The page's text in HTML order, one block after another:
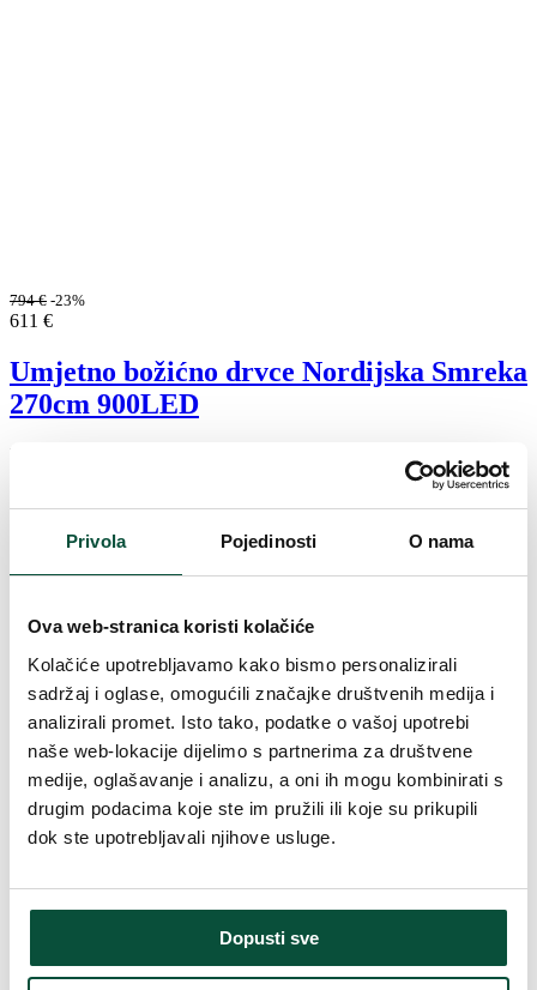
Privola Pojedinosti O nama
Ova web-stranica koristi kolačiće
Kolačiće upotrebljavamo kako bismo personalizirali
sadržaj i oglase, omogućili značajke društvenih medija i
analizirali promet. Isto tako, podatke o vašoj upotrebi
naše web-lokacije dijelimo s partnerima za društvene
medije, oglašavanje i analizu, a oni ih mogu kombinirati s
drugim podacima koje ste im pružili ili koje su prikupili
dok ste upotrebljavali njihove usluge.
Dopusti sve
794€ -23%
611 €
Umjetno božićno drvce Nordijska Smreka
270cm 900LED
Na lageru